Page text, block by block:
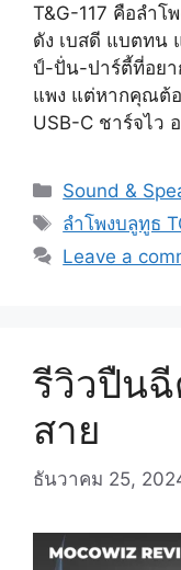
T&G-117 คือลำโ
ดัง เบสดี แบตทน
ป์-ปั่น-ปาร์ตี้ที่อยา
แพง แต่หากคุณต้อ
USB-C ชาร์จไว
Categories
Sound &
Tags
ลำโพงบลูทูธ
Leave a
รีวิวปืน
สาย
ธันวาคม 25,